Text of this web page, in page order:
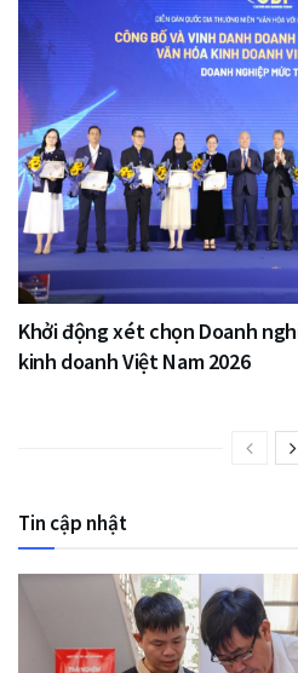
Khởi động xét chọn Doanh
kinh doanh Việt Nam 2026
Tin cập nhật